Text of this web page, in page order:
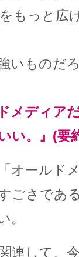
もっと広
いものだ
メディア
い。』(
オールド
ごさであ
。
連して、